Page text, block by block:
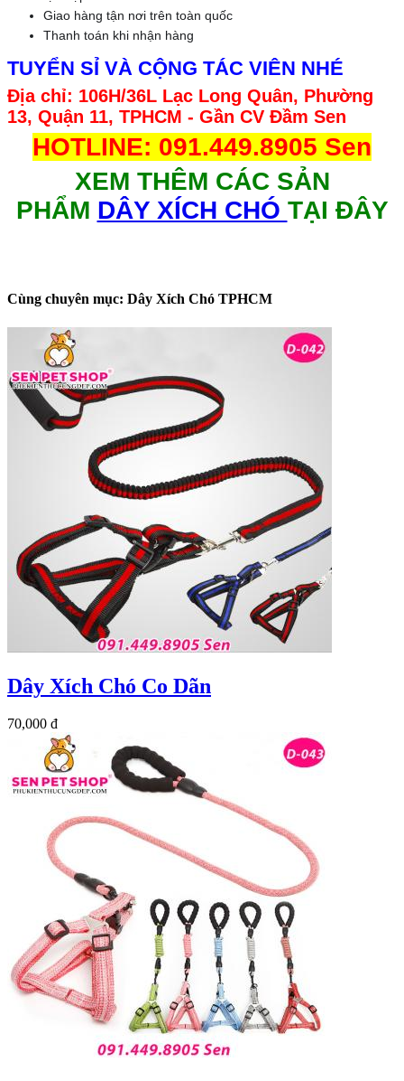
Giao hàng tận nơi trên toàn quốc
Thanh toán khi nhận hàng
TUYỂN SỈ VÀ CỘNG TÁC VIÊN NHÉ
Địa chỉ: 106H/36L Lạc Long Quân, Phường
13, Quận 11, TPHCM - Gần CV Đầm Sen
HOTLINE: 091.449.8905 Sen
XEM THÊM CÁC SẢN
PHẨM DÂY XÍCH CHÓ TẠI ĐÂY
Cùng chuyên mục: Dây Xích Chó TPHCM
Dây Xích Chó Co Dãn
70,000 đ